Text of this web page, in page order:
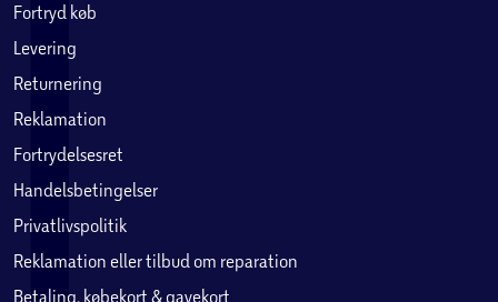
Fortryd køb
Levering
Returnering
Reklamation
Fortrydelsesret
Handelsbetingelser
Privatlivspolitik
Reklamation eller tilbud om reparation
Betaling, købekort & gavekort